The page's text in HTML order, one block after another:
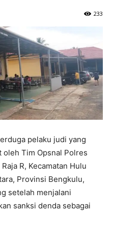
233
pelaku judi yang
oleh Tim Opsnal Polres
R, Kecamatan Hulu
Provinsi Bengkulu,
setelah menjalani
sanksi denda sebagai